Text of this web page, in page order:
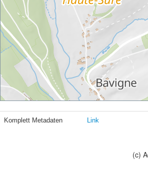
Komplett Metadaten Link
(c)